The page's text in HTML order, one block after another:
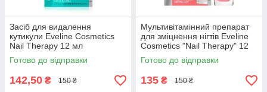
Засіб для видалення
кутикули Eveline Cosmetics
Nail Therapy 12 мл
Готово до відправки
142,50 ₴ 150 ₴
Мультивітамінний препарат
для зміцнення нігтів Eveline
Cosmetics "Nail Therapy" 12
мл
Готово до відправки
135 ₴ 150 ₴